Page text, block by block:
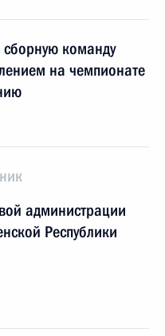
команду
на чемпионате
администрации
Республики